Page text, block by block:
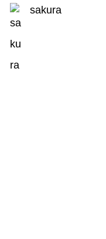
sakura